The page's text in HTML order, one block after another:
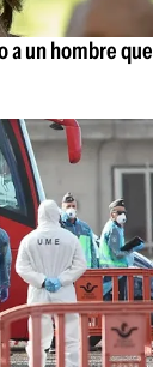
a un hombre que